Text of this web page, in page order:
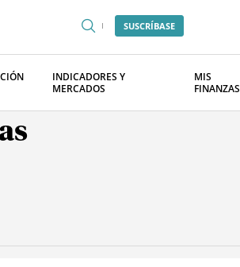
SUSCRÍBASE
INDICADORES Y
MERCADOS
MIS
FINANZAS